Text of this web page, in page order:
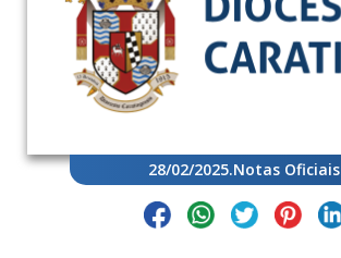
28/02/2025.Notas Oficiais